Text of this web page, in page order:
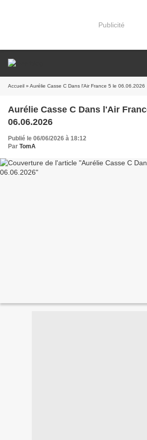
Publicité
Accueil » Aurélie Casse C Dans l'Air France 5 le 06.06.2026
Aurélie Casse C Dans l'Air
06.06.2026
Publié le 06/06/2026 à 18:12
Par TomA